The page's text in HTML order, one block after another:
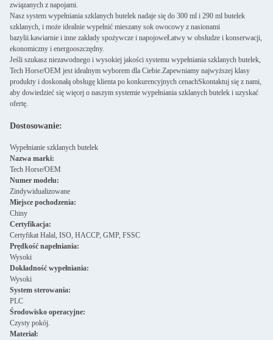
związanych z napojami.
Nasz system wypełniania szklanych butelek nadaje się do 300 ml i 290 ml butelek
szklanych, i może idealnie wypełnić mieszany sok owocowy z nasionami
bazylii.kawiarnie i inne zakłady spożywcze i napojoweŁatwy w obsłudze i konserwacji,
ekonomiczny i energooszczędny.
Jeśli szukasz niezawodnego i wysokiej jakości systemu wypełniania szklanych butelek,
Tech Horse/OEM jest idealnym wyborem dla Ciebie.Zapewniamy najwyższej klasy
produkty i doskonałą obsługę klienta po konkurencyjnych cenachSkontaktuj się z nami,
aby dowiedzieć się więcej o naszym systemie wypełniania szklanych butelek i uzyskać
ofertę.
Dostosowanie:
Wypełnianie szklanych butelek
Nazwa marki:
Tech Horse/OEM
Numer modelu:
Zindywidualizowane
Miejsce pochodzenia:
Chiny
Certyfikacja:
Certyfikat Halal, ISO, HACCP, GMP, FSSC
Prędkość napełniania:
Wysoki
Dokładność wypełniania:
Wysoki
System sterowania:
PLC
Środowisko operacyjne:
Czysty pokój.
Materiał: